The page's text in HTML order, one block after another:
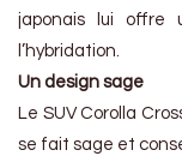
japonais lui offre
l’hybridation.
Un design sage
Le SUV Corolla
se fait sage et